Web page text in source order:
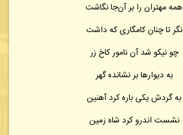
همه مهتران را بر آن‌جا نگاشت
نگر تا چنان کامگاری که داشت
چو نیکو شد آن نامور کاخ زر
به دیوارها بر نشانده گهر
به گردش یکی باره کرد آهنین
نشست اندرو کرد شاه زمین